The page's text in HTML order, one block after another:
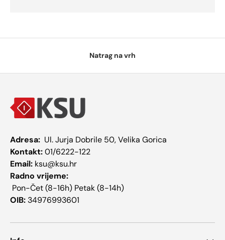
Natrag na vrh
Adresa: Ul. Jurja Dobrile 50, Velika Gorica
Kontakt:01/6222-122
Email: ksu@ksu.hr
Radno vrijeme:
Pon-Čet (8-16h) Petak (8-14h)
OIB: 34976993601